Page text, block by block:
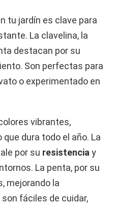
tu jardín es clave para
La clavelina, la
destacan por su
Son perfectas para
o experimentado en
vibrantes,
dura todo el año. La
por su resistencia y
La penta, por su
mejorando la
fáciles de cuidar,